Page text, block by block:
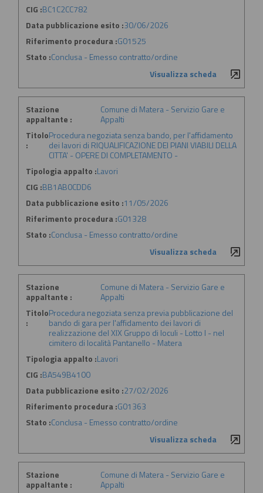
CIG :BC1C2CC782
Data pubblicazione esito :30/06/2026
Riferimento procedura :G01525
Stato :Conclusa - Emesso contratto/ordine
Visualizza scheda
Stazione
appaltante :
Comune di Matera - Servizio Gare e
Appalti
Titolo
:
Procedura negoziata senza bando, per l'affidamento
dei lavori di RIQUALIFICAZIONE DEI PIANI VIABILI DELLA
CITTA' - OPERE DI COMPLETAMENTO -
Tipologia appalto :Lavori
CIG :BB1AB0CDD6
Data pubblicazione esito :11/05/2026
Riferimento procedura :G01328
Stato :Conclusa - Emesso contratto/ordine
Visualizza scheda
Stazione
appaltante :
Comune di Matera - Servizio Gare e
Appalti
Titolo
:
Procedura negoziata senza previa pubblicazione del
bando di gara per l'affidamento dei lavori di
realizzazione del XIX Gruppo di loculi - Lotto I - nel
cimitero di località Pantanello - Matera
Tipologia appalto :Lavori
CIG :BA549B4100
Data pubblicazione esito :27/02/2026
Riferimento procedura :G01363
Stato :Conclusa - Emesso contratto/ordine
Visualizza scheda
Stazione
appaltante :
Comune di Matera - Servizio Gare e
Appalti